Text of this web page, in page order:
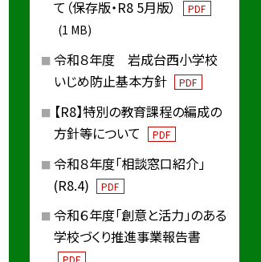
て（保存版・R8 5月版）
PDF
(1 MB)
令和８年度 岩成台西小学校
いじめ防止基本方針
PDF
【R8】特別の教育課程の編成の
方針等について
PDF
令和８年度「相談窓口紹介」
(R8.4)
PDF
令和６年度「創意と活力」のある
学校づくり推進事業報告書